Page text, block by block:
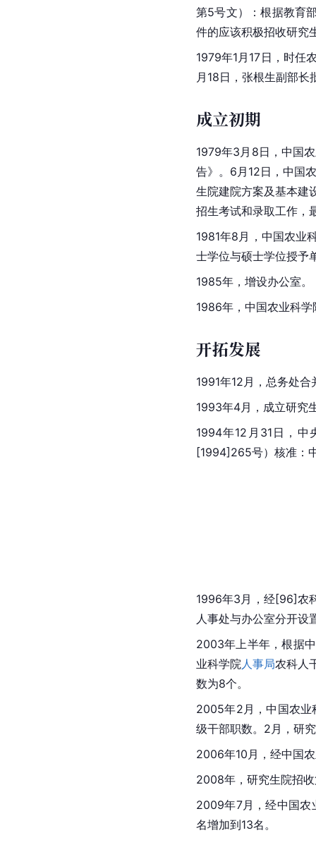
第5号文）：根据教育
件的应该积极招收研究
1979年1月17日，时任
月18日，张根生副部长
成立初期
1979年3月8日，中国
告》。6月12日，中国
生院建院方案及基本建
招生考试和录取工作，
1981年8月， 中国农业
士学位与硕士学位授予
1985年，增设办公室。
1986年，中国农业科
开拓发展
1991年12月，总务处
1993年4月，成立研究
1994年12月31日，中
[1994]265号）核准：
1996年3月，经[96]农
人事处与办公室分开设
2003年上半年，根据
业科学院人事局农科人
数为8个。
2005年2月，中国农业
级干部职数。2月，研
2006年10月，经中国
2008年，研究生院招
2009年7月，经中国农
名增加到13名。